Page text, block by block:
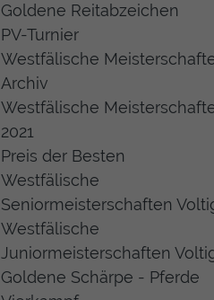
Goldene Reitabzeichen
PV-Turnier
Westfälische
Archiv
Westfälische
2021
Preis der Besten
Westfälische
Seniormeisterschaften
Westfälische
Juniormeisterschaften
Goldene Schärpe - Pferde